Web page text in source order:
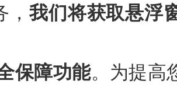
，我们将获取悬浮
保障功能。为提高